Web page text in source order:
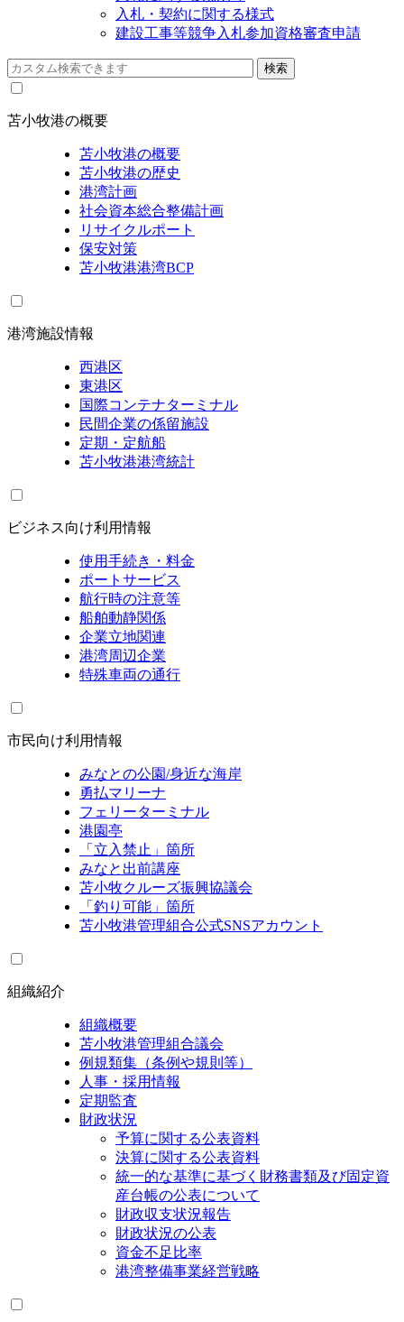
入札・契約に関する様式
建設工事等競争入札参加資格審査申請
苫小牧港の概要
苫小牧港の概要
苫小牧港の歴史
港湾計画
社会資本総合整備計画
リサイクルポート
保安対策
苫小牧港港湾BCP
港湾施設情報
西港区
東港区
国際コンテナターミナル
民間企業の係留施設
定期・定航船
苫小牧港港湾統計
ビジネス向け利用情報
使用手続き・料金
ポートサービス
航行時の注意等
船舶動静関係
企業立地関連
港湾周辺企業
特殊車両の通行
市民向け利用情報
みなとの公園/身近な海岸
勇払マリーナ
フェリーターミナル
港園亭
「立入禁止」箇所
みなと出前講座
苫小牧クルーズ振興協議会
「釣り可能」箇所
苫小牧港管理組合公式SNSアカウント
組織紹介
組織概要
苫小牧港管理組合議会
例規類集（条例や規則等）
人事・採用情報
定期監査
財政状況
予算に関する公表資料
決算に関する公表資料
統一的な基準に基づく財務書類及び固定資
産台帳の公表について
財政収支状況報告
財政状況の公表
資金不足比率
港湾整備事業経営戦略